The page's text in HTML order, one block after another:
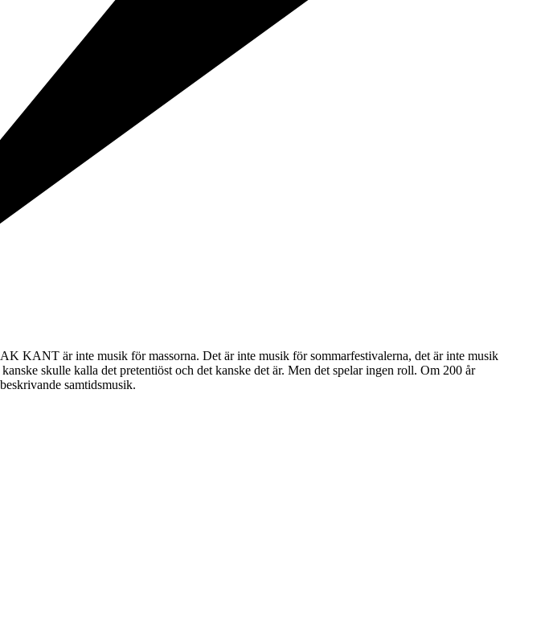
KANT är inte musik för massorna. Det är inte musik för sommarfestivalerna, det är inte musik
skulle kalla det pretentiöst och det kanske det är. Men det spelar ingen roll. Om 200 år
samtidsmusik.